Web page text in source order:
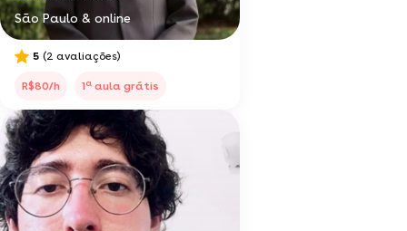
São Paulo & online
5 (2 avaliações)
R$80/h 1a aula grátis